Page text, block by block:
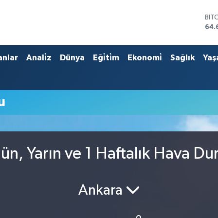
Anali̇z Dünya Eği̇ti̇m Ekonomi̇ Sağlık
Yarın ve 1 Haftalık Hava
Ankara